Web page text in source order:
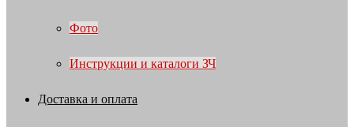
Фото
Инструкции и каталоги ЗЧ
Доставка и оплата